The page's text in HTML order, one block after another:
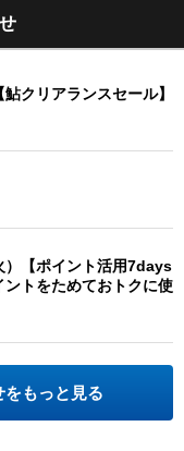
クリアランスセール】
【ポイント活用7days
トをためておトクに使
もっと見る